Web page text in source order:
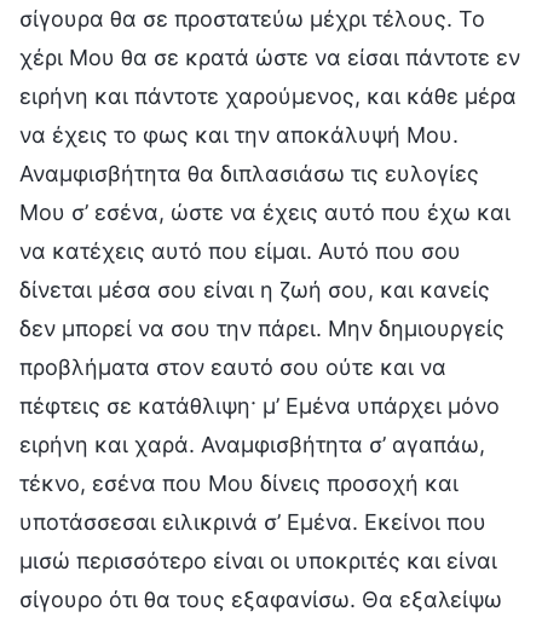
σίγουρα θα σε προστατεύω μέχρι τέλους. Το
χέρι Μου θα σε κρατά ώστε να είσαι πάντοτε εν
ειρήνη και πάντοτε χαρούμενος, και κάθε μέρα
να έχεις το φως και την αποκάλυψή Μου.
Αναμφισβήτητα θα διπλασιάσω τις ευλογίες
Μου σ’ εσένα, ώστε να έχεις αυτό που έχω και
να κατέχεις αυτό που είμαι. Αυτό που σου
δίνεται μέσα σου είναι η ζωή σου, και κανείς
δεν μπορεί να σου την πάρει. Μην δημιουργείς
προβλήματα στον εαυτό σου ούτε και να
πέφτεις σε κατάθλιψη· μ’ Εμένα υπάρχει μόνο
ειρήνη και χαρά. Αναμφισβήτητα σ’ αγαπάω,
τέκνο, εσένα που Μου δίνεις προσοχή και
υποτάσσεσαι ειλικρινά σ’ Εμένα. Εκείνοι που
μισώ περισσότερο είναι οι υποκριτές και είναι
σίγουρο ότι θα τους εξαφανίσω. Θα εξαλείψω